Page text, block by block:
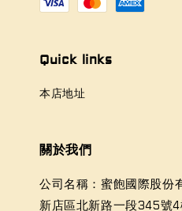
Quick links
本店地址
關於我們
公司名稱：蜜飽國際股份
新店區北新路一段345號4